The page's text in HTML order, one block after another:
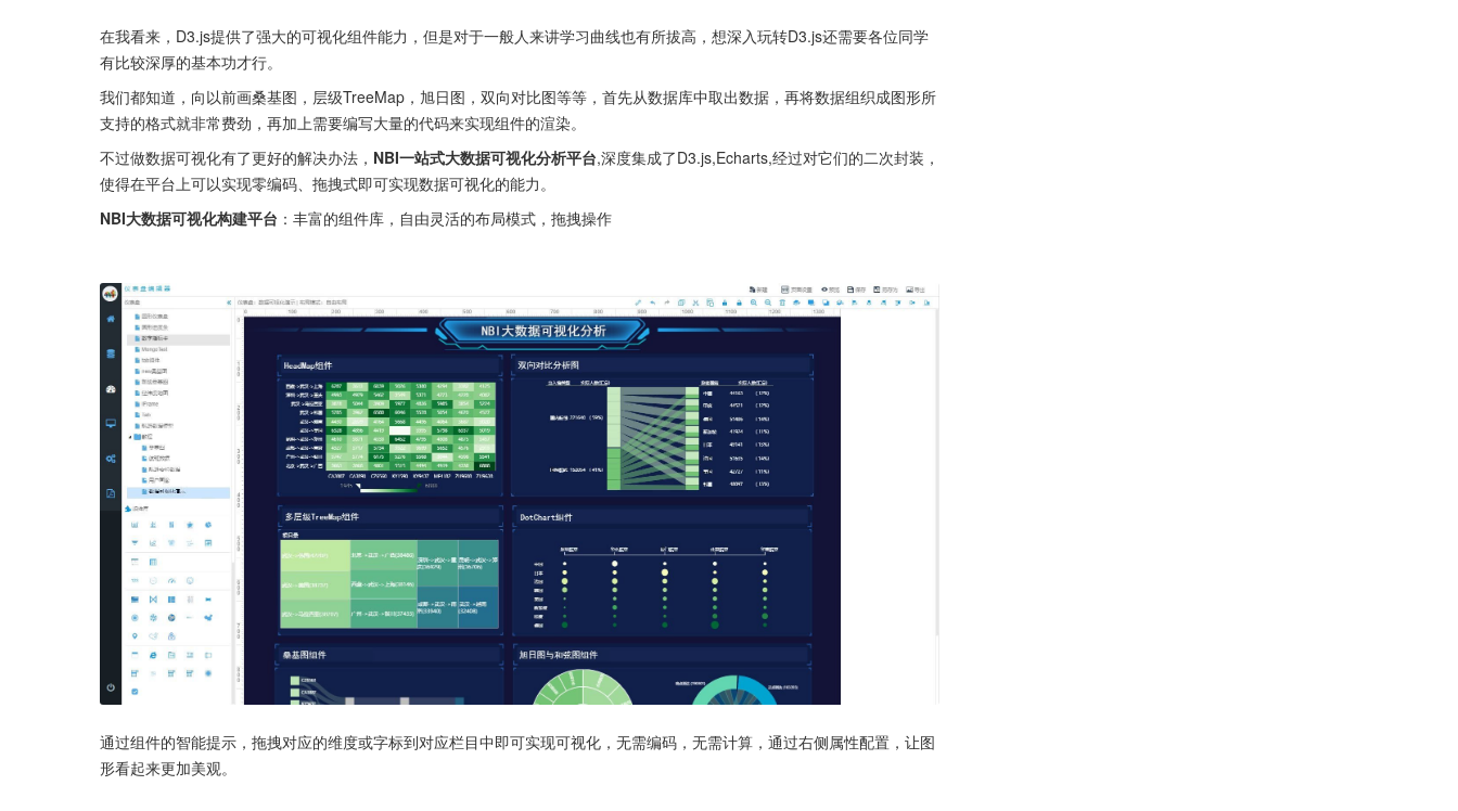
在我看来，D3.js提供了强大的可视化组件能力，但是对于一般人来讲学习曲线也有所拔高，想深入玩转D3.js还需要各位同学
有比较深厚的基本功才行。
我们都知道，向以前画桑基图，层级TreeMap，旭日图，双向对比图等等，首先从数据库中取出数据，再将数据组织成图形所
支持的格式就非常费劲，再加上需要编写大量的代码来实现组件的渲染。
不过做数据可视化有了更好的解决办法， NBI一站式大数据可视化分析平台,深度集成了D3.js,Echarts,经过对它们的二次封装，
使得在平台上可以实现零编码、拖拽式即可实现数据可视化的能力。
NBI大数据可视化构建平台 ：丰富的组件库，自由灵活的布局模式，拖拽操作
通过组件的智能提示，拖拽对应的维度或字标到对应栏目中即可实现可视化，无需编码，无需计算，通过右侧属性配置，让图
形看起来更加美观。